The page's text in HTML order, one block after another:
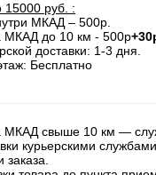
15000 руб. :
МКАД – 500р.
МКАД до 10 км - 500р
доставки: 1-3 дня.
Бесплатно
МКАД свыше 10 км —
курьерскими